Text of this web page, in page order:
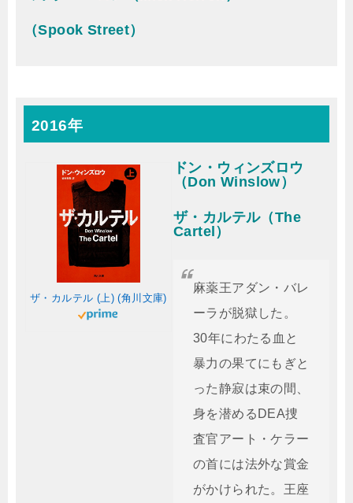
（Spook Street）
2016年
ザ・カルテル (上) (角川文庫)
ドン・ウィンズロウ
（Don Winslow）
ザ・カルテル（The
Cartel）
麻薬王アダン・バレ
ーラが脱獄した。
30年にわたる血と
暴力の果てにもぎと
った静寂は束の間、
身を潜めるDEA捜
査官アート・ケラー
の首には法外な賞金
がかけられた。王座